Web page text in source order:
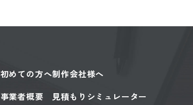
初めての方へ
事業者概要
制作会社様へ
見積もりシミュレーター